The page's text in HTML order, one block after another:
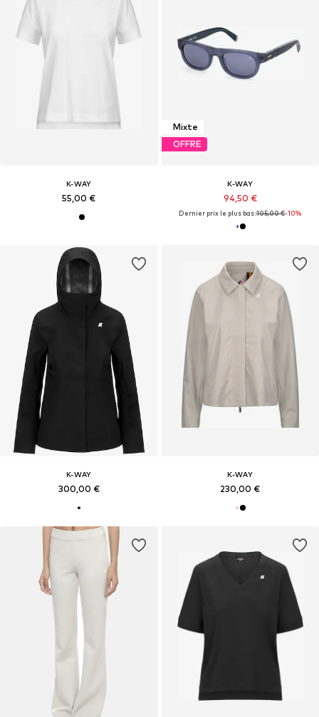
K-WAY
55,00 €
Mixte
OFFRE
K-WAY
94,50 €
Dernier prix le plus bas :105,00 €-10%
K-WAY
300,00 €
K-WAY
230,00 €